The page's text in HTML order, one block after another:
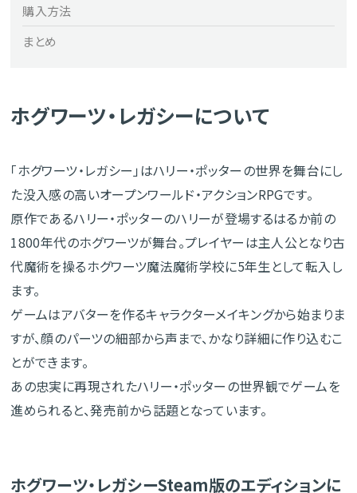
購入方法
まとめ
ホグワーツ・レガシーについて
「ホグワーツ・レガシー」はハリー・ポッターの世界を舞台にし
た没入感の高いオープンワールド・アクションRPGです。
原作であるハリー・ポッターのハリーが登場するはるか前の
1800年代のホグワーツが舞台。プレイヤーは主人公となり古
代魔術を操るホグワーツ魔法魔術学校に5年生として転入し
ます。
ゲームはアバターを作るキャラクターメイキングから始まりま
すが、顔のパーツの細部から声まで、かなり詳細に作り込むこ
とができます。
あの忠実に再現されたハリー・ポッターの世界観でゲームを
進められると、発売前から話題となっています。
ホグワーツ・レガシーSteam版のエディションに